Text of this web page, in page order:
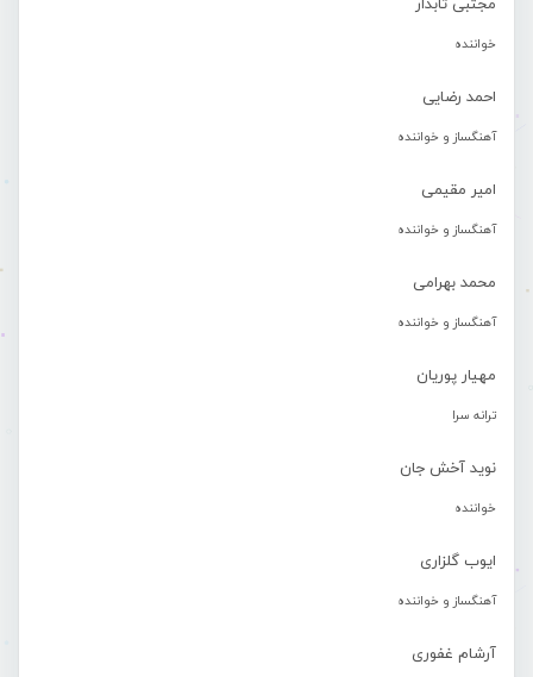
مجتبی تابدار
خواننده
احمد رضایی
آهنگساز و خواننده
امیر مقیمی
آهنگساز و خواننده
محمد بهرامی
آهنگساز و خواننده
مهیار پوریان
ترانه سرا
نوید آخش جان
خواننده
ایوب گلزاری
آهنگساز و خواننده
آرشام غفوری